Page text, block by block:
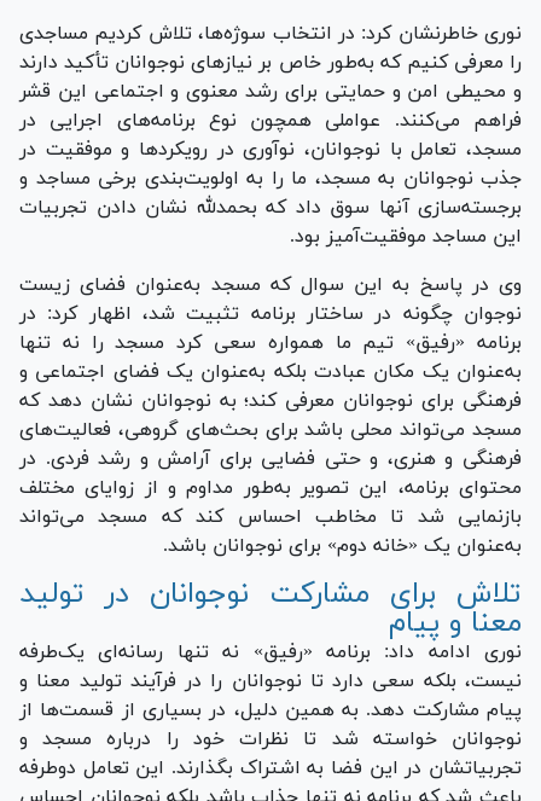
نوری خاطرنشان کرد: در انتخاب سوژه‌ها، تلاش کردیم مساجدی
را معرفی کنیم که به‌طور خاص بر نیاز‌های نوجوانان تأکید دارند
و محیطی امن و حمایتی برای رشد معنوی و اجتماعی این قشر
فراهم می‌کنند. عواملی همچون نوع برنامه‌های اجرایی در
مسجد، تعامل با نوجوانان، نوآوری در رویکرد‌ها و موفقیت در
جذب نوجوانان به مسجد، ما را به اولویت‌بندی برخی مساجد و
برجسته‌سازی آنها سوق داد که بحمدلله نشان دادن تجربیات
این مساجد موفقیت‌آمیز بود.
وی در پاسخ به این سوال که مسجد به‌عنوان فضای زیست
نوجوان چگونه در ساختار برنامه تثبیت شد، اظهار کرد: در
برنامه «رفیق» تیم ما همواره سعی کرد مسجد را نه تنها
به‌عنوان یک مکان عبادت بلکه به‌عنوان یک فضای اجتماعی و
فرهنگی برای نوجوانان معرفی کند؛ به نوجوانان نشان دهد که
مسجد می‌تواند محلی باشد برای بحث‌های گروهی، فعالیت‌های
فرهنگی و هنری، و حتی فضایی برای آرامش و رشد فردی. در
محتوای برنامه، این تصویر به‌طور مداوم و از زوایای مختلف
بازنمایی شد تا مخاطب احساس کند که مسجد می‌تواند
به‌عنوان یک «خانه دوم» برای نوجوانان باشد.
تلاش برای مشارکت نوجوانان در تولید
معنا و پیام
نوری ادامه داد: برنامه «رفیق» نه تنها رسانه‌ا‌ی یک‌طرفه
نیست، بلکه سعی دارد تا نوجوانان را در فرآیند تولید معنا و
پیام مشارکت دهد. به همین دلیل، در بسیاری از قسمت‌ها از
نوجوانان خواسته شد تا نظرات خود را درباره مسجد و
تجربیاتشان در این فضا به اشتراک بگذارند. این تعامل دوطرفه